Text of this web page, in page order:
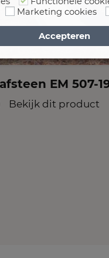
EM 507-
Bekijk dit product
Marketing cookies
Accepteren